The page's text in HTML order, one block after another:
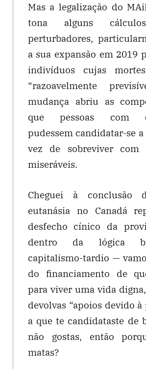
Mas a legalização do
tona alguns
perturbadores,
a sua expansão em 2019
indivíduos cujas
“razoavelmente
mudança abriu as
que pessoas com
pudessem candidatar-se
vez de sobreviver com
miseráveis.
Cheguei à conclusão
eutanásia no Canadá
desfecho cínico da
dentro da lógica
capitalismo-tardio —
do financiamento de
para viver uma vida
devolvas “apoios devido à
a que te candidataste de
não gostas, então
matas?